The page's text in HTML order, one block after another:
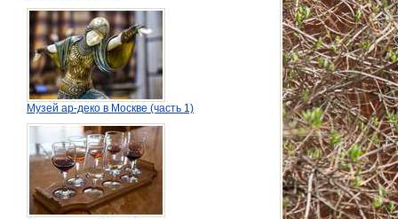
Музей ар-деко в Москве (часть 1)